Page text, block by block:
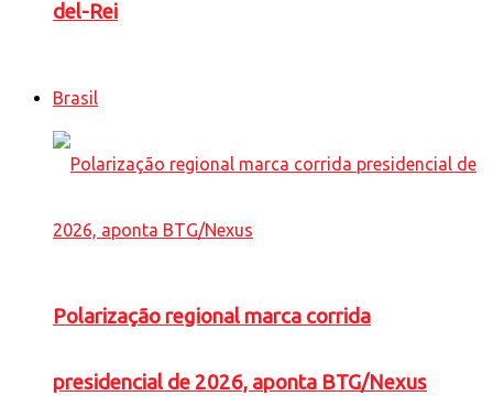
del-Rei
Brasil
Polarização regional marca corrida
presidencial de 2026, aponta BTG/Nexus